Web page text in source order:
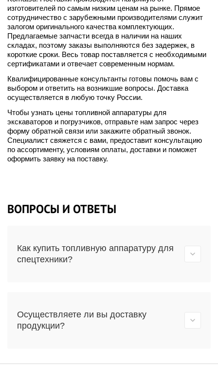
изготовителей по самым низким ценам на рынке. Прямое
сотрудничество с зарубежными производителями служит
залогом оригинального качества комплектующих.
Предлагаемые запчасти всегда в наличии на наших
складах, поэтому заказы выполняются без задержек, в
короткие сроки. Весь товар поставляется с необходимыми
сертификатами и отвечает современным нормам.
Квалифицированные консультанты готовы помочь вам с
выбором и ответить на возникшие вопросы. Доставка
осуществляется в любую точку России.
Чтобы узнать цены топливной аппаратуры для
экскаваторов и погрузчиков, отправьте нам запрос через
форму обратной связи или закажите обратный звонок.
Специалист свяжется с вами, предоставит консультацию
по ассортименту, условиям оплаты, доставки и поможет
оформить заявку на поставку.
ВОПРОСЫ И ОТВЕТЫ
Как купить топливную аппаратуру для
спецтехники?
Осуществляете ли вы доставку
продукции?